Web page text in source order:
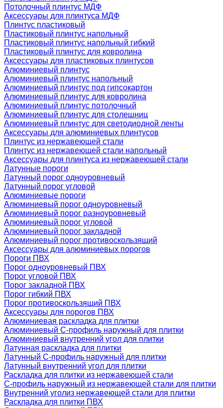
Потолочный плинтус МДФ
Аксессуары для плинтуса МДФ
Плинтус пластиковый
Пластиковый плинтус напольный
Пластиковый плинтус напольный гибкий
Пластиковый плинтус для ковролина
Аксессуары для пластиковых плинтусов
Алюминиевый плинтус
Алюминиевый плинтус напольный
Алюминиевый плинтус под гипсокартон
Алюминиевый плинтус для ковролина
Алюминиевый плинтус потолочный
Алюминиевый плинтус для столешниц
Алюминиевый плинтус для светодиодной ленты
Аксессуары для алюминиевых плинтусов
Плинтус из нержавеющей стали
Плинтус из нержавеющей стали напольный
Аксессуары для плинтуса из нержавеющей стали
Латунные пороги
Латунный порог одноуровневый
Латунный порог угловой
Алюминиевые пороги
Алюминиевый порог одноуровневый
Алюминиевый порог разноуровневый
Алюминиевый порог угловой
Алюминиевый порог закладной
Алюминиевый порог противоскользящий
Аксессуары для алюминиевых порогов
Пороги ПВХ
Порог одноуровневый ПВХ
Порог угловой ПВХ
Порог закладной ПВХ
Порог гибкий ПВХ
Порог противоскользящий ПВХ
Аксессуары для порогов ПВХ
Алюминиевая раскладка для плитки
Алюминиевый С-профиль наружный для плитки
Алюминиевый внутренний угол для плитки
Латунная раскладка для плитки
Латунный С-профиль наружный для плитки
Латунный внутренний угол для плитки
Раскладка для плитки из нержавеющей стали
С-профиль наружный из нержавеющей стали для плитки
Внутренний уголиз нержавеющей стали для плитки
Раскладка для плитки ПВХ